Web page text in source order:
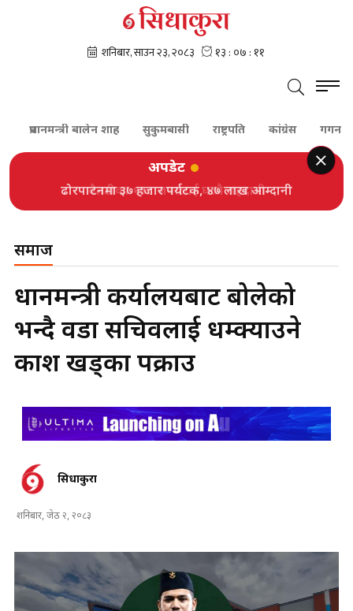
प्रधानमन्त्री बालेन शाह सुकुमबासी राष्ट्रपति कांग्रेस गगन थापा
अपडेट
ढोरपाटनमा ३७ हजार पर्यटक, ४७ लाख आम्दानी
समाज
प्रधानमन्त्री कर्यालयबाट बोलेको
भन्दै वडा सचिवलाई धम्क्याउने
प्रकाश खड्का पक्राउ
सिधाकुरा
शनिबार, जेठ २, २०८३